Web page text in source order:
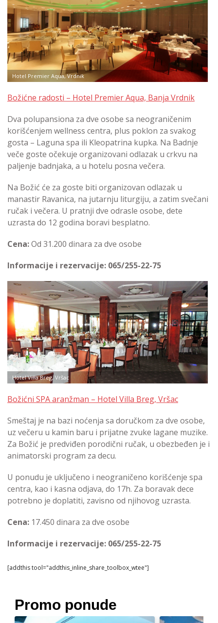
Hotel Premier Aqua, Vrdnik
Božićne radosti – Hotel Premier Aqua, Banja Vrdnik
Dva polupansiona za dve osobe sa neograničenim
korišćenjem wellness centra, plus poklon za svakog
gosta – Laguna spa ili Kleopatrina kupka. Na Badnje
veče goste očekuje organizovani odlazak u crkvu na
paljenje badnjaka, a u hotelu posna večera.
Na Božić će za goste biti organizovan odlazak u
manastir Ravanica, na jutarnju liturgiju, a zatim svečani
ručak i večera. U pratnji dve odrasle osobe, dete
uzrasta do 12 godina boravi besplatno.
Cena:Od 31.200 dinara za dve osobe
Informacije i rezervacije: 065/255-22-75
Hotel Villa Breg, Vršac
Božićni SPA aranžman – Hotel Villa Breg, Vršac
Smeštaj je na bazi noćenja sa doručkom za dve osobe,
uz večeru u kamin baru i prijatne zvuke lagane muzike.
Za Božić je predviđen porodični ručak, u obezbeđen je i
animatorski program za decu.
U ponudu je uključeno i neograničeno korišćenje spa
centra, kao i kasna odjava, do 17h. Za boravak dece
potrebno je doplatiti, zavisno od njihovog uzrasta.
Cena: 17.450 dinara za dve osobe
Informacije i rezervacije: 065/255-22-75
[addthis tool="addthis_inline_share_toolbox_wtee"]
Promo ponude